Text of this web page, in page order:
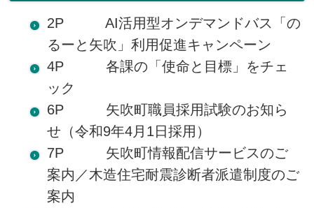
2P AI活用型オンデマンドバス「の
るーと矢吹」利用促進キャンペーン
4P 各課の「使命と目標」をチェ
ック
6P 矢吹町職員採用試験のお知ら
せ（令和9年4月1日採用）
7P 矢吹町情報配信サービスのご
案内／木造住宅耐震診断者派遣制度のご
案内